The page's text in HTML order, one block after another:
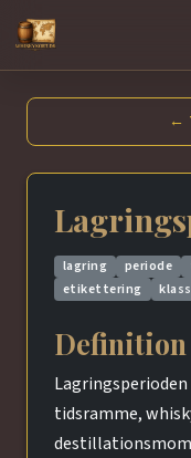
←
lagring periode
etikettering
tidsramme,